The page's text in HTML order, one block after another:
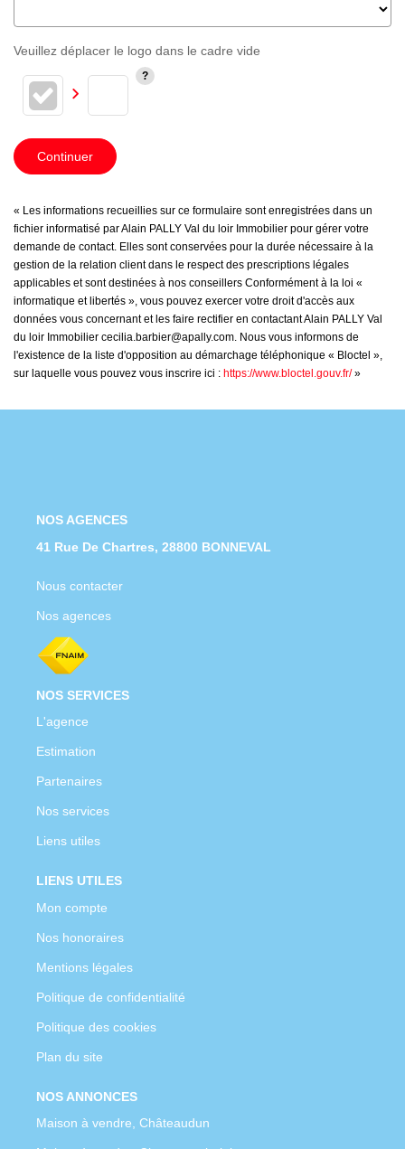
Veuillez déplacer le logo dans le cadre vide
Continuer
« Les informations recueillies sur ce formulaire sont enregistrées dans un
fichier informatisé par Alain PALLY Val du loir Immobilier pour gérer votre
demande de contact. Elles sont conservées pour la durée nécessaire à la
gestion de la relation client dans le respect des prescriptions légales
applicables et sont destinées à nos conseillers Conformément à la loi «
informatique et libertés », vous pouvez exercer votre droit d'accès aux
données vous concernant et les faire rectifier en contactant Alain PALLY Val
du loir Immobilier cecilia.barbier@apally.com. Nous vous informons de
l'existence de la liste d'opposition au démarchage téléphonique « Bloctel »,
sur laquelle vous pouvez vous inscrire ici : https://www.bloctel.gouv.fr/»
NOS AGENCES
41 Rue De Chartres, 28800 BONNEVAL
Nous contacter
Nos agences
NOS SERVICES
L'agence
Estimation
Partenaires
Nos services
Liens utiles
LIENS UTILES
Mon compte
Nos honoraires
Mentions légales
Politique de confidentialité
Politique des cookies
Plan du site
NOS ANNONCES
Maison à vendre, Châteaudun